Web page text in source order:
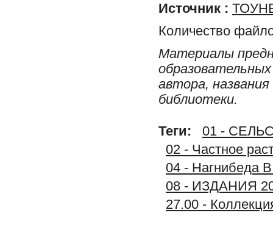
Источник :
Количество
Материалы
автора,
библиотеки.
Теги:
01 -
02 - Частное
04 - Нагнибеда
08 - ИЗДАНИЯ
27.00 -